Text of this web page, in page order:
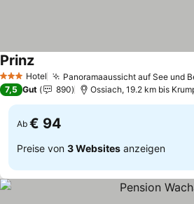
3 SterneHotel Panoramaaussicht auf See und
Prinz
7,5 Gut 890 Ossiach, 19.2 km bis
Ab € 94
Preise von 3 Websites anzeigen